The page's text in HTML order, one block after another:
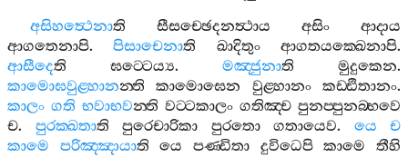
අසිහත්‍ථෙනාති සීසච‍්ඡෙදනත්‍ථාය අසිං
ආදාය
ආගතෙනාපි.පිසාචෙනාති ඛාදිතුං ආගතයක‍්ඛෙනාපි.
ආසීදෙති ඝට‍්ටෙය්‍ය. මඤ‍්ජුනාති මුදුකෙන.
කාමොඝවුළ‍්හානන‍්ති කාමොඝෙන වුළ‍්හානං කඩ‍්ඪිතානං.
කාලං ගති භවාභවන‍්ති වට‍්ටකාලං ගතිඤ‍්ච පුනප‍්පුනබ‍්භවෙ
ච. පුරක‍්ඛතාති පුරෙචාරිකා පුරතො ගතායෙව. යෙ
ච
කාමෙ
පරිඤ‍්ඤායාති යෙ පණ‍්ඩිතා දුවිධෙපි කාමෙ
තීහි